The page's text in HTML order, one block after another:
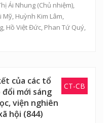
Ái Nhung (Chủ nhiệm),
Mỹ, Huỳnh Kim Lâm,
, Hồ Việt Đức, Phan Tứ Quý,
CT-CB
của các tổ
mới sáng
viện nghiên
hội (844)